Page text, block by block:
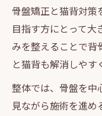
骨盤矯正と猫背対策
目指す方にとって大
みを整えることで背
と猫背も解消しやす
整体では、骨盤を中
見ながら施術を進